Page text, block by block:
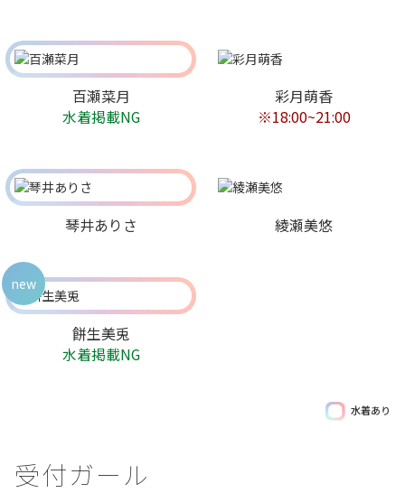
百瀬菜月
水着掲載NG
彩月萌香
※18:00~21:00
琴井ありさ 綾瀬美悠
餅生美兎
水着掲載NG
new
水着あり
受付ガール